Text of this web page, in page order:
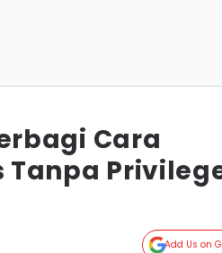
Cara
Tanpa
Add Us on